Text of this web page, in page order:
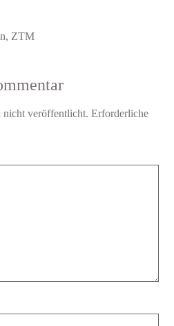
ZTM
veröffentlicht. Erforderliche